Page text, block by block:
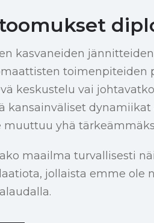
kasvaneiden
toimenpiteiden
keskustelu vai
kansainväliset
muuttuu yhä
maailma turvallisesti
jollaista emme ole